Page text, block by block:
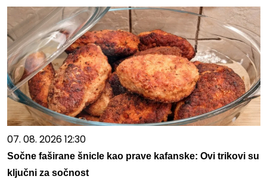
07. 08. 2026 12:30
Sočne faširane šnicle kao prave kafanske: Ovi trikovi su
ključni za sočnost